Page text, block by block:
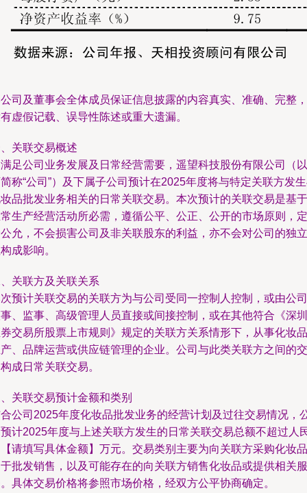
司及董事会全体成员保证信息披露的内容真实、准确、完整，
虚假记载、误导性陈述或重大遗漏。
关联交易概述
足公司业务发展及日常经营需要，遥望科技股份有限公司（以
称“公司”）及下属子公司预计在2025年度将与特定关联方发
品批发业务相关的日常关联交易。本次预计的关联交易是基于
生产经营活动所必需，遵循公平、公正、公开的市场原则，定
允，不会损害公司及非关联股东的利益，亦不会对公司的独立
成影响。
关联方及关联关系
预计关联交易的关联方为与公司受同一控制人控制，或由公司
、监事、高级管理人员直接或间接控制，或在其他符合《深圳
交易所股票上市规则》规定的关联方关系情形下，从事化妆品
、品牌运营或供应链管理的企业。公司与此类关联方之间的交
成日常关联交易。
关联交易预计金额和类别
公司2025年度化妆品批发业务的经营计划及过往交易情况，
计2025年度与上述关联方发生的日常关联交易总额不超过人
请填写具体金额】万元。交易类别主要为向关联方采购化妆品
批发销售，以及可能存在的向关联方销售化妆品或提供相关服
具体交易价格将参照市场价格，经双方公平协商确定。